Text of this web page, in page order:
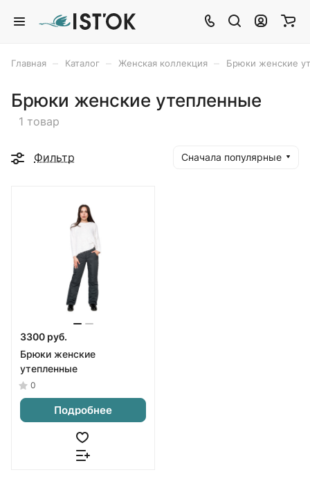
Главная Каталог Женская коллекция Брюки женские
Брюки женские утепленные
1 товар
Фильтр Сначала популярные
3300 руб.
Брюки женские
утепленные
0
Подробнее